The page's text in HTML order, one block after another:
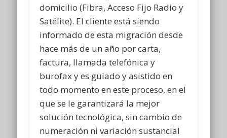
domicilio (Fibra, Acceso Fijo Radio y
Satélite). El cliente está siendo
informado de esta migración desde
hace más de un año por carta,
factura, llamada telefónica y
burofax y es guiado y asistido en
todo momento en este proceso, en el
que se le garantizará la mejor
solución tecnológica, sin cambio de
numeración ni variación sustancial